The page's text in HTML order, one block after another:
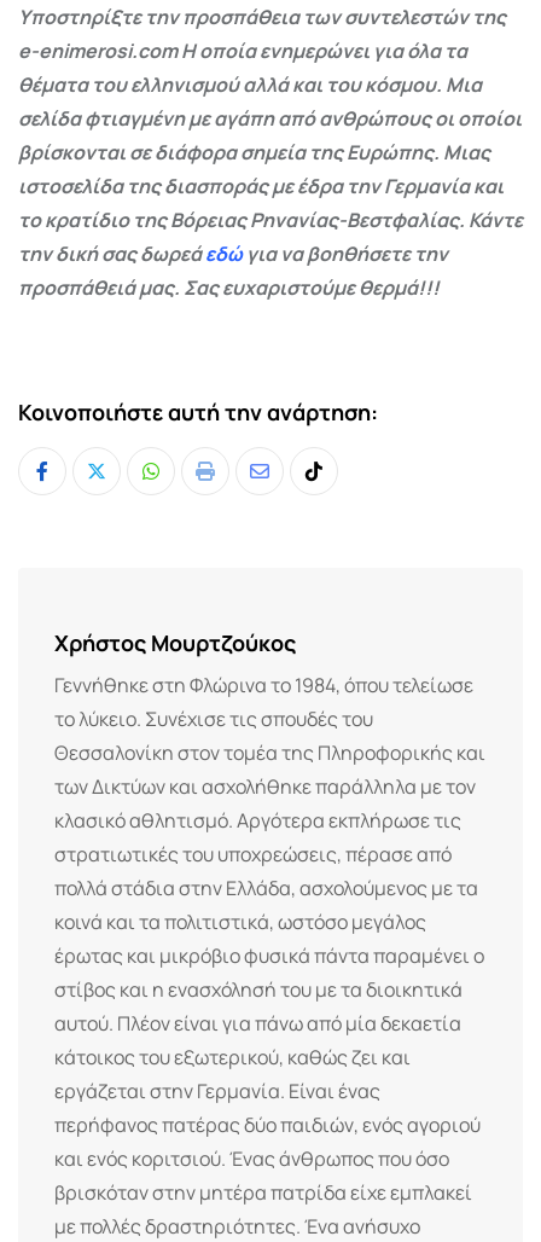
Υποστηρίξτε την προσπάθεια των συντελεστών της
e-enimerosi.com Η οποία ενημερώνει για όλα τα
θέματα του ελληνισμού αλλά και του κόσμου. Μια
σελίδα φτιαγμένη με αγάπη από ανθρώπους οι οποίοι
βρίσκονται σε διάφορα σημεία της Ευρώπης. Μιας
ιστοσελίδα της διασποράς με έδρα την Γερμανία και
το κρατίδιο της Βόρειας Ρηνανίας-Βεστφαλίας. Κάντε
την δική σας δωρεάεδώγια να βοηθήσετε την
προσπάθειά μας. Σας ευχαριστούμε θερμά!!!
Κοινοποιήστε αυτή την ανάρτηση:
Whatsapp
Print
ShareTiktok
Χρήστος Μουρτζούκος
Γεννήθηκε στη Φλώρινα το 1984, όπου τελείωσε
το λύκειο. Συνέχισε τις σπουδές του
Θεσσαλονίκη στον τομέα της Πληροφορικής και
των Δικτύων και ασχολήθηκε παράλληλα με τον
κλασικό αθλητισμό. Αργότερα εκπλήρωσε τις
στρατιωτικές του υποχρεώσεις, πέρασε από
πολλά στάδια στην Ελλάδα, ασχολούμενος με τα
κοινά και τα πολιτιστικά, ωστόσο μεγάλος
έρωτας και μικρόβιο φυσικά πάντα παραμένει ο
στίβος και η ενασχόλησή του με τα διοικητικά
αυτού. Πλέον είναι για πάνω από μία δεκαετία
κάτοικος του εξωτερικού, καθώς ζει και
εργάζεται στην Γερμανία. Είναι ένας
περήφανος πατέρας δύο παιδιών, ενός αγοριού
και ενός κοριτσιού. Ένας άνθρωπος που όσο
βρισκόταν στην μητέρα πατρίδα είχε εμπλακεί
με πολλές δραστηριότητες. Ένα ανήσυχο